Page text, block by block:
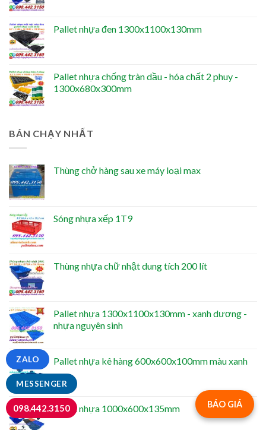
Pallet nhựa đen 1300x1100x130mm
Pallet nhựa chống tràn dầu - hóa chất 2 phuy -
1300x680x300mm
BÁN CHẠY NHẤT
Thùng chở hàng sau xe máy loại max
Sóng nhựa xếp 1T9
Thùng nhựa chữ nhật dung tích 200 lít
Pallet nhựa 1300x1100x130mm - xanh dương -
nhựa nguyên sinh
Pallet nhựa kê hàng 600x600x100mm màu xanh
Pallet nhựa 1000x600x135mm BÁO GIÁ
MESSENGER
ZALO
098.442.3150